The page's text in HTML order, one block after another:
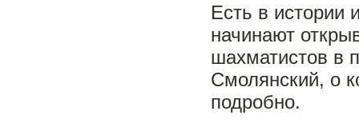
Есть в истории
начинают
шахматистов в
Смолянский, о
подробно.